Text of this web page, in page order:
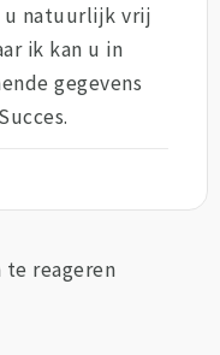
u natuurlijk vrij
ik kan u in
gegevens
te reageren